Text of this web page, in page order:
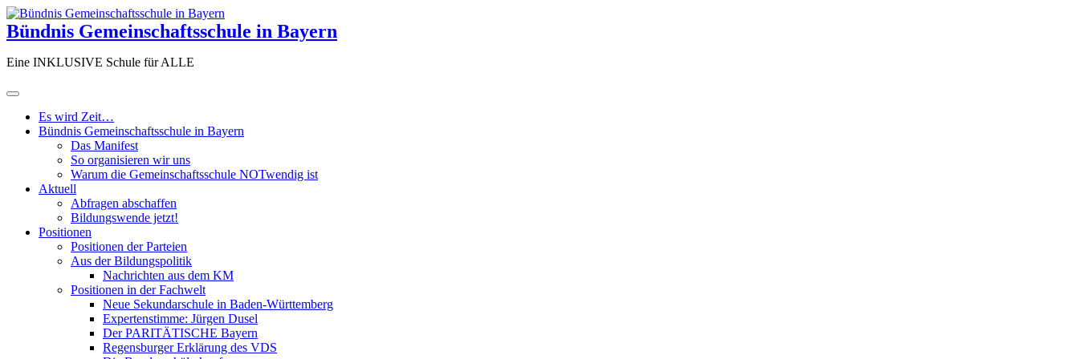
Zum
Inhalt
springen
Bündnis Gemeinschaftsschule in Bayern
Eine INKLUSIVE Schule für ALLE
Es wird Zeit…
Bündnis Gemeinschaftsschule in Bayern
Das Manifest
So organisieren wir uns
Warum die Gemeinschaftsschule NOTwendig ist
Aktuell
Abfragen abschaffen
Bildungswende jetzt!
Positionen
Positionen der Parteien
Aus der Bildungspolitik
Nachrichten aus dem KM
Positionen in der Fachwelt
Neue Sekundarschule in Baden-Württemberg
Expertenstimme: Jürgen Dusel
Der PARITÄTISCHE Bayern
Regensburger Erklärung des VDS